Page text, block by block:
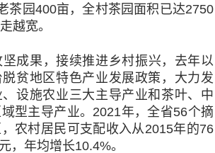
茶园400亩，全村茶园面积已达2750
越宽。
成果，接续推进乡村振兴，去年以
贫地区特色产业发展政策，大力发
设施农业三大主导产业和茶叶、中
型主导产业。2021年，全省56个摘
农村居民可支配收入从2015年的76
，年均增长10.4%。